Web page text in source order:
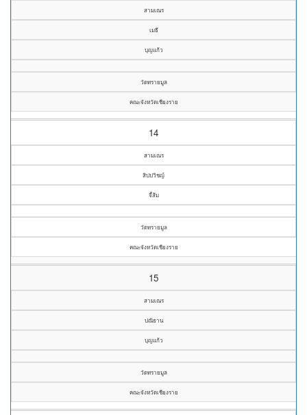
สามเณร
เมธี
บุญแก้ว
วัดทรายมูล
คณะจังหวัดเชียงราย
14
สามเณร
สิปปวิชญ์
จี้ส้ม
วัดทรายมูล
คณะจังหวัดเชียงราย
15
สามเณร
ปณิธาน
บุญแก้ว
วัดทรายมูล
คณะจังหวัดเชียงราย